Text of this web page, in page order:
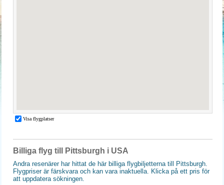
Billiga flyg till Pittsburgh i USA
Andra resenärer har hittat de här billiga flygbiljetterna till Pittsburgh.
Flygpriser är färskvara och kan vara inaktuella. Klicka på ett pris för
att uppdatera sökningen.